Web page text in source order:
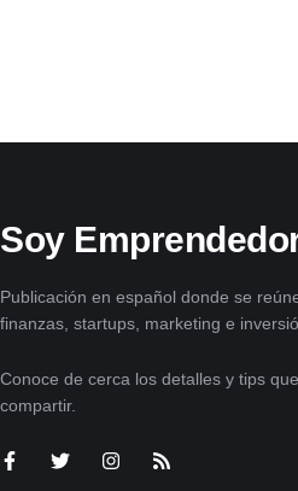
Soy
Publicación en español donde se
finanzas, startups, marketing e
Conoce de cerca los detalles y tips
compartir.